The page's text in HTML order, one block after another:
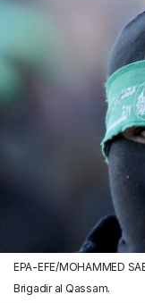
EPA-EFE/MOHAMMED
Brigadir al Qassam.